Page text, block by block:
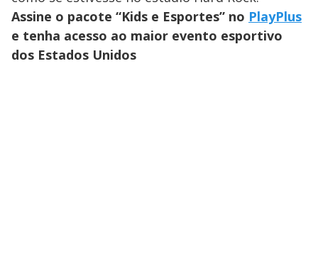
Assine o pacote “Kids e Esportes” no PlayPlus
e tenha acesso ao maior evento esportivo
dos Estados Unidos